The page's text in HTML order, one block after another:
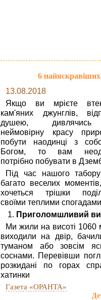
6
13.08.2018
Якщо ви мрієте
кам'яних джунглів,
душею,
неймовірну красу
побути наодинці з
Богом, то вам
потрібно побувати в
Під час нашого
багато веселих
хочеться трішки
своїми теплими
1. Приголомшливий
Ми жили на висоті 1060
виходили на двір,
туманом або зовсім
соснами. Перевівши
розкидані по горах
хатинки
Газета «ОРАНТА»